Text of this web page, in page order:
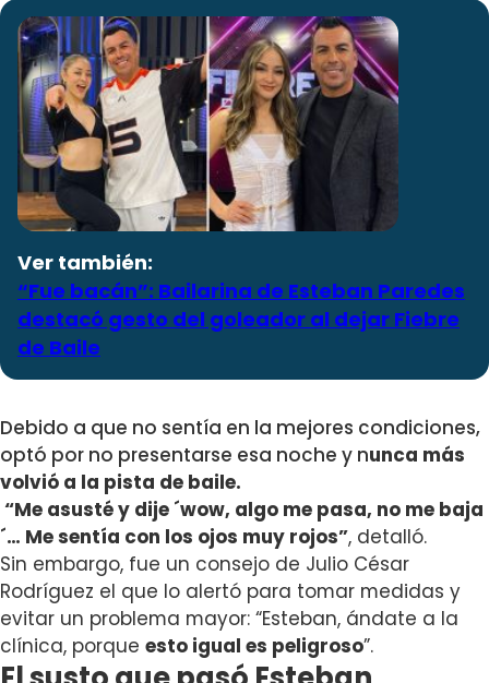
Ver también:
“Fue bacán”: Bailarina de Esteban Paredes
destacó gesto del goleador al dejar Fiebre
de Baile
Debido a que no sentía en la mejores condiciones,
optó por no presentarse esa noche y nunca más
volvió a la pista de baile.
“Me asusté y dije ´wow, algo me pasa, no me baja
´… Me sentía con los ojos muy rojos”, detalló.
Sin embargo, fue un consejo de Julio César
Rodríguez el que lo alertó para tomar medidas y
evitar un problema mayor: “Esteban, ándate a la
clínica, porque esto igual es peligroso”.